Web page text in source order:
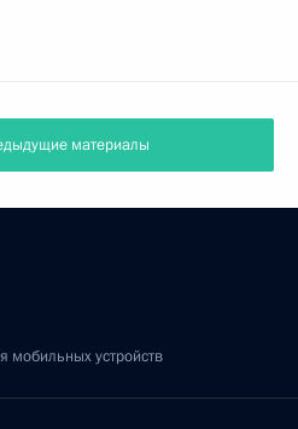
материалы
мобильных устройств